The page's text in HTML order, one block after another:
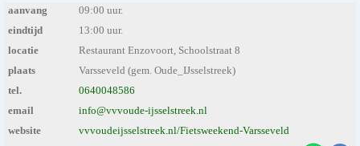
aanvang
09:00 uur.
eindtijd
13:00 uur.
locatie
Restaurant Enzovoort, Schoolstraat 8
plaats
Varsseveld (gem. Oude_IJsselstreek)
tel.
0640048586
email
info@vvvoude-ijsselstreek.nl
website
vvvoudeijsselstreek.nl/Fietsweekend-Varsseveld